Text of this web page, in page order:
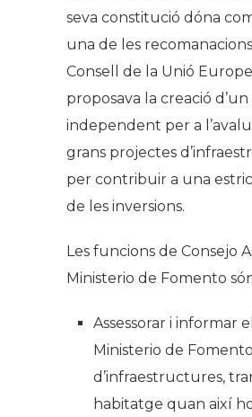
seva constitució dóna
una de les
Consell de la Unió
proposava la creació
independent per a
grans projectes
per contribuir a una
de les inversions.
Les funcions de Consejo
Ministerio de Fomento
Assessorar i informar
Ministerio de
d’infraestructures,
habitatge quan així ho